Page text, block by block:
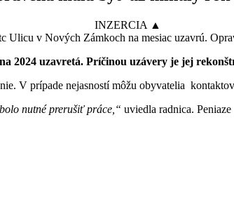
INZERCIA ▲
2024 uzavretá. Príčinou uzávery je jej
V prípade nejasností môžu obyvatelia
nutné prerušiť práce,“ uviedla radnica.